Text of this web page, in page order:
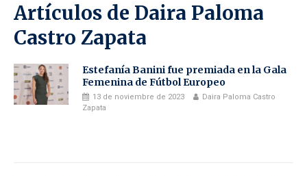
Artículos de Daira Paloma
Castro Zapata
Estefanía Banini fue premiada en la Gala
Femenina de Fútbol Europeo
13 de noviembre de 2023
Daira Paloma Castro
Zapata